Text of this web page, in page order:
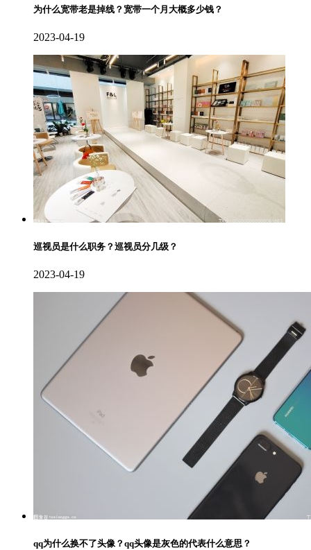
为什么宽带老是掉线？宽带一个月大概多少钱？
2023-04-19
巡视员是什么职务？巡视员分几级？
2023-04-19
qq为什么换不了头像？qq头像是灰色的代表什么意思？